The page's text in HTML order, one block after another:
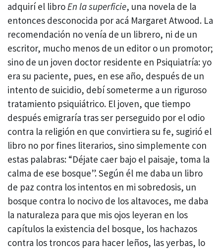
adquirí el libroEn la superficie, una novela de la
entonces desconocida por acá Margaret Atwood. La
recomendación no venía de un librero, ni de un
escritor, mucho menos de un editor o un promotor;
sino de un joven doctor residente en Psiquiatría: yo
era su paciente, pues, en ese año, después de un
intento de suicidio, debí someterme a un riguroso
tratamiento psiquiátrico. El joven, que tiempo
después emigraría tras ser perseguido por el odio
contra la religión en que convirtiera su fe, sugirió el
libro no por fines literarios, sino simplemente con
estas palabras: “Déjate caer bajo el paisaje, toma la
calma de ese bosque”. Según él me daba un libro
de paz contra los intentos en mi sobredosis, un
bosque contra lo nocivo de los altavoces, me daba
la naturaleza para que mis ojos leyeran en los
capítulos la existencia del bosque, los hachazos
contra los troncos para hacer leños, las yerbas, lo